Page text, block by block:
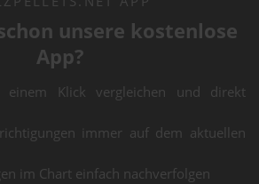
unsere kostenlose
App?
einem Klick vergleichen und direkt
immer auf dem aktuellen
im Chart einfach nachverfolgen